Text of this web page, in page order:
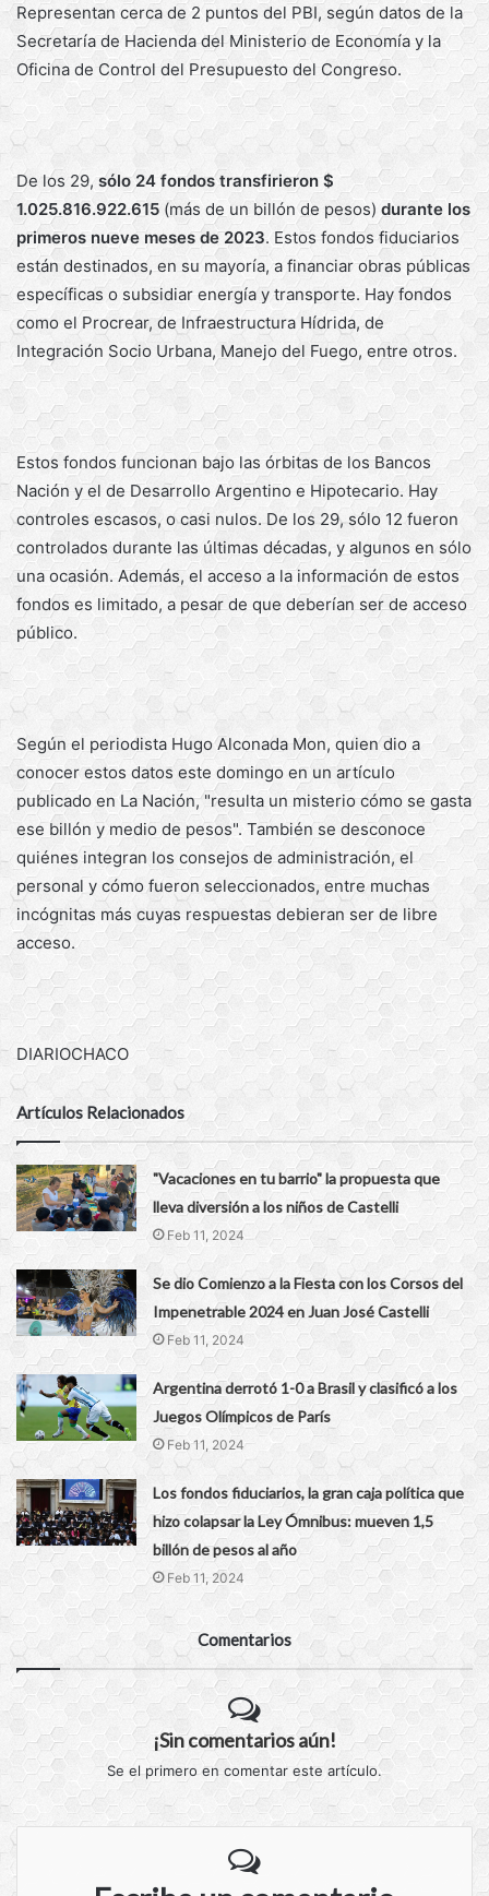
Representan cerca de 2 puntos del PBI, según datos de la
Secretaría de Hacienda del Ministerio de Economía y la
Oficina de Control del Presupuesto del Congreso.
De los 29, sólo 24 fondos transfirieron $
1.025.816.922.615 (más de un billón de pesos) durante los
primeros nueve meses de 2023. Estos fondos fiduciarios
están destinados, en su mayoría, a financiar obras públicas
específicas o subsidiar energía y transporte. Hay fondos
como el Procrear, de Infraestructura Hídrida, de
Integración Socio Urbana, Manejo del Fuego, entre otros.
Estos fondos funcionan bajo las órbitas de los Bancos
Nación y el de Desarrollo Argentino e Hipotecario. Hay
controles escasos, o casi nulos. De los 29, sólo 12 fueron
controlados durante las últimas décadas, y algunos en sólo
una ocasión. Además, el acceso a la información de estos
fondos es limitado, a pesar de que deberían ser de acceso
público.
Según el periodista Hugo Alconada Mon, quien dio a
conocer estos datos este domingo en un artículo
publicado en La Nación, "resulta un misterio cómo se gasta
ese billón y medio de pesos". También se desconoce
quiénes integran los consejos de administración, el
personal y cómo fueron seleccionados, entre muchas
incógnitas más cuyas respuestas debieran ser de libre
acceso.
DIARIOCHACO
Artículos Relacionados
"Vacaciones en tu barrio" la propuesta que
lleva diversión a los niños de Castelli
Feb 11, 2024
Se dio Comienzo a la Fiesta con los Corsos del
Impenetrable 2024 en Juan José Castelli
Feb 11, 2024
Argentina derrotó 1-0 a Brasil y clasificó a los
Juegos Olímpicos de París
Feb 11, 2024
Los fondos fiduciarios, la gran caja política que
hizo colapsar la Ley Ómnibus: mueven 1,5
billón de pesos al año
Feb 11, 2024
Comentarios
¡Sin comentarios aún!
Se el primero en comentar este artículo.